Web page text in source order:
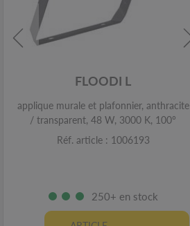
FLOODI L
applique murale et plafonnier, anthracite
/ transparent, 48 W, 3000 K, 100°
Réf. article : 1006193
250+ en stock